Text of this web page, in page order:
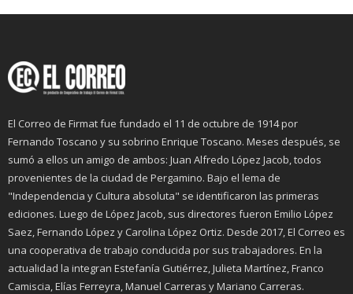
El Correo de Firmat fue fundado el 11 de octubre de 1914 por
Fernando Toscano y su sobrino Enrique Toscano. Meses después, se
sumó a ellos un amigo de ambos: Juan Alfredo López Jacob, todos
provenientes de la ciudad de Pergamino. Bajo el lema de
"Independencia y Cultura absoluta" se identificaron las primeras
ediciones. Luego de López Jacob, sus directores fueron Emilio López
Saez, Fernando López y Carolina López Ortiz. Desde 2017, El Correo es
una cooperativa de trabajo conducida por sus trabajadores. En la
actualidad la integran Estefanía Gutiérrez, Julieta Martínez, Franco
Camiscia, Elías Ferreyra, Manuel Carreras y Mariano Carreras.